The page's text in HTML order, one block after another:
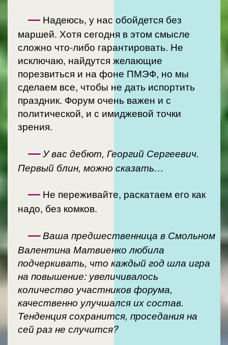
— Надеюсь, у нас обойдется без
маршей. Хотя сегодня в этом смысле
сложно что-либо гарантировать. Не
исключаю, найдутся желающие
порезвиться и на фоне ПМЭФ, но мы
сделаем все, чтобы не дать испортить
праздник. Форум очень важен и с
политической, и с имиджевой точки
зрения.
—У вас дебют, Георгий Сергеевич.
Первый блин, можно сказать…
— Не переживайте, раскатаем его как
надо, без комков.
—Ваша предшественница в Смольном
Валентина Матвиенко любила
подчеркивать, что каждый год шла игра
на повышение: увеличивалось
количество участников форума,
качественно улучшался их состав.
Тенденция сохранится, проседания на
сей раз не случится?